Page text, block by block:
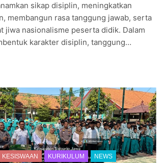
sikap disiplin, meningkatkan
membangun rasa tanggung jawab, serta
jiwa nasionalisme peserta didik. Dalam
karakter disiplin, tanggung…
KESISWAAN KURIKULUM NEWS